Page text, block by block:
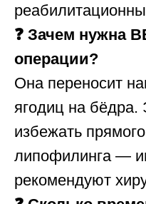
❓ Зачем нужна
операции?
Она переносит
ягодиц на бёдра.
избежать
липофилинга —
рекомендуют